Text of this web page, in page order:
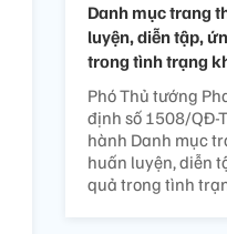
Danh mục trang
luyện, diễn tập,
trong tình trạng
Phó Thủ tướng
định số 1508/QĐ-
hành Danh mục
huấn luyện, diễn
quả trong tình